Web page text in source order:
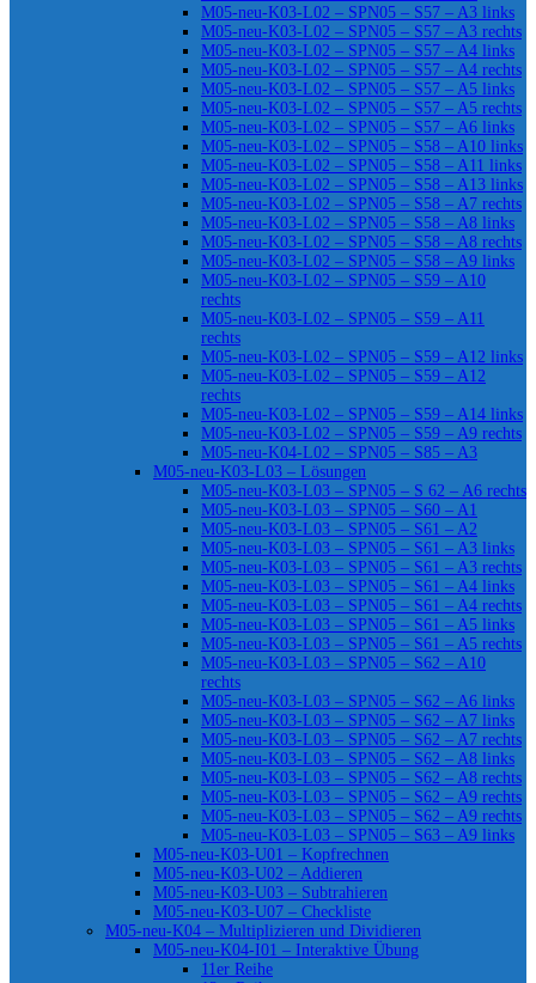
M05-neu-K03-L02 – SPN05 – S57 – A3 links
M05-neu-K03-L02 – SPN05 – S57 – A3 rechts
M05-neu-K03-L02 – SPN05 – S57 – A4 links
M05-neu-K03-L02 – SPN05 – S57 – A4 rechts
M05-neu-K03-L02 – SPN05 – S57 – A5 links
M05-neu-K03-L02 – SPN05 – S57 – A5 rechts
M05-neu-K03-L02 – SPN05 – S57 – A6 links
M05-neu-K03-L02 – SPN05 – S58 – A10 links
M05-neu-K03-L02 – SPN05 – S58 – A11 links
M05-neu-K03-L02 – SPN05 – S58 – A13 links
M05-neu-K03-L02 – SPN05 – S58 – A7 rechts
M05-neu-K03-L02 – SPN05 – S58 – A8 links
M05-neu-K03-L02 – SPN05 – S58 – A8 rechts
M05-neu-K03-L02 – SPN05 – S58 – A9 links
M05-neu-K03-L02 – SPN05 – S59 – A10
rechts
M05-neu-K03-L02 – SPN05 – S59 – A11
rechts
M05-neu-K03-L02 – SPN05 – S59 – A12 links
M05-neu-K03-L02 – SPN05 – S59 – A12
rechts
M05-neu-K03-L02 – SPN05 – S59 – A14 links
M05-neu-K03-L02 – SPN05 – S59 – A9 rechts
M05-neu-K04-L02 – SPN05 – S85 – A3
M05-neu-K03-L03 – Lösungen
M05-neu-K03-L03 – SPN05 – S 62 – A6 rechts
M05-neu-K03-L03 – SPN05 – S60 – A1
M05-neu-K03-L03 – SPN05 – S61 – A2
M05-neu-K03-L03 – SPN05 – S61 – A3 links
M05-neu-K03-L03 – SPN05 – S61 – A3 rechts
M05-neu-K03-L03 – SPN05 – S61 – A4 links
M05-neu-K03-L03 – SPN05 – S61 – A4 rechts
M05-neu-K03-L03 – SPN05 – S61 – A5 links
M05-neu-K03-L03 – SPN05 – S61 – A5 rechts
M05-neu-K03-L03 – SPN05 – S62 – A10
rechts
M05-neu-K03-L03 – SPN05 – S62 – A6 links
M05-neu-K03-L03 – SPN05 – S62 – A7 links
M05-neu-K03-L03 – SPN05 – S62 – A7 rechts
M05-neu-K03-L03 – SPN05 – S62 – A8 links
M05-neu-K03-L03 – SPN05 – S62 – A8 rechts
M05-neu-K03-L03 – SPN05 – S62 – A9 rechts
M05-neu-K03-L03 – SPN05 – S62 – A9 rechts
M05-neu-K03-L03 – SPN05 – S63 – A9 links
M05-neu-K03-U01 – Kopfrechnen
M05-neu-K03-U02 – Addieren
M05-neu-K03-U03 – Subtrahieren
M05-neu-K03-U07 – Checkliste
M05-neu-K04 – Multiplizieren und Dividieren
M05-neu-K04-I01 – Interaktive Übung
11er Reihe